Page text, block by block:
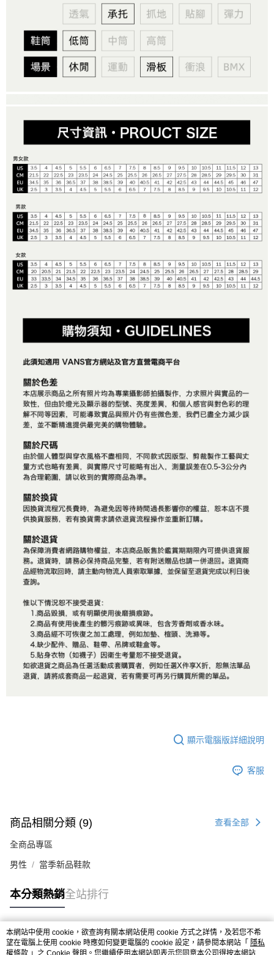
顯示電腦版詳細說明
客服
商品相關分類 (9) 查看全部
全商品專區
男性 當季新品鞋款
本分類熱銷全站排行
熱門標籤
本網站中使用 cookie，欲查詢有關本網站使用 cookie 方式之詳情，及若您不希
望在電腦上使用 cookie 時應如何變更電腦的 cookie 設定，請參閱本網站「 隱私
權條款 」之 Cookie 聲明。您繼續使用本網站即表示您同意本公司得按本網站使